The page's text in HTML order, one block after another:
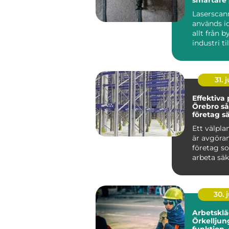
används
allt från
industri
31.
Effektiva
Örebro så skapar
företag
Ett
är
företag
arbeta
utan on...
30.